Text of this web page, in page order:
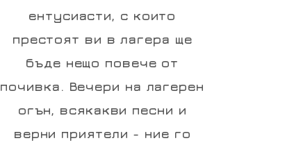
ентусиасти, с които
престоят ви в лагера ще
бъде нещо повече от
почивка. Вечери на лагерен
огън, всякакви песни и
верни приятели - ние го